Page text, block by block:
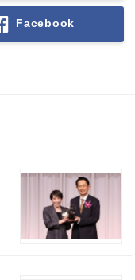
Facebook